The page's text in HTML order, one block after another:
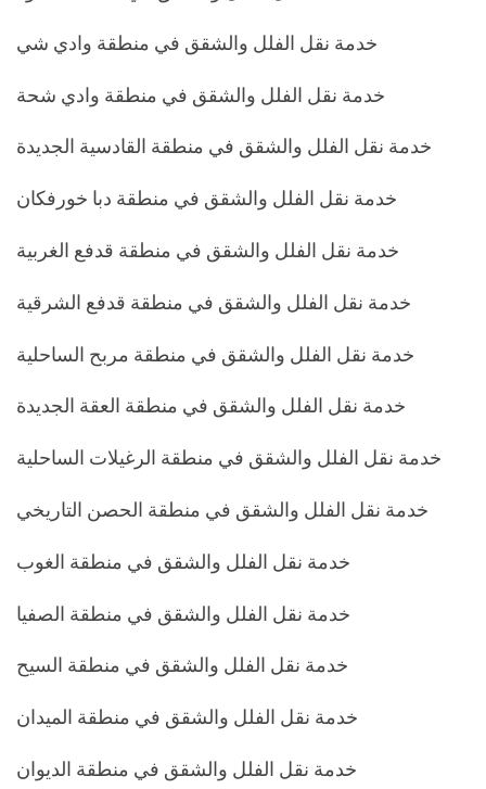
خدمة نقل الفلل والشقق في منطقة وادي شي
خدمة نقل الفلل والشقق في منطقة وادي شحة
خدمة نقل الفلل والشقق في منطقة القادسية الجديدة
خدمة نقل الفلل والشقق في منطقة دبا خورفكان
خدمة نقل الفلل والشقق في منطقة قدفع الغربية
خدمة نقل الفلل والشقق في منطقة قدفع الشرقية
خدمة نقل الفلل والشقق في منطقة مربح الساحلية
خدمة نقل الفلل والشقق في منطقة العقة الجديدة
خدمة نقل الفلل والشقق في منطقة الرغيلات الساحلية
خدمة نقل الفلل والشقق في منطقة الحصن التاريخي
خدمة نقل الفلل والشقق في منطقة الغوب
خدمة نقل الفلل والشقق في منطقة الصفيا
خدمة نقل الفلل والشقق في منطقة السيح
خدمة نقل الفلل والشقق في منطقة الميدان
خدمة نقل الفلل والشقق في منطقة الديوان